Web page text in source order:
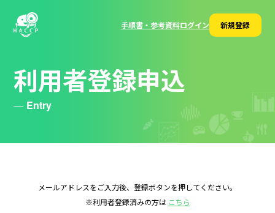
手順書・参考資料ログイン 新規登録
利用者登録申込
Entry
メールアドレスをご入力後、登録ボタンを押してください。
※利用者登録済みの方は こちら